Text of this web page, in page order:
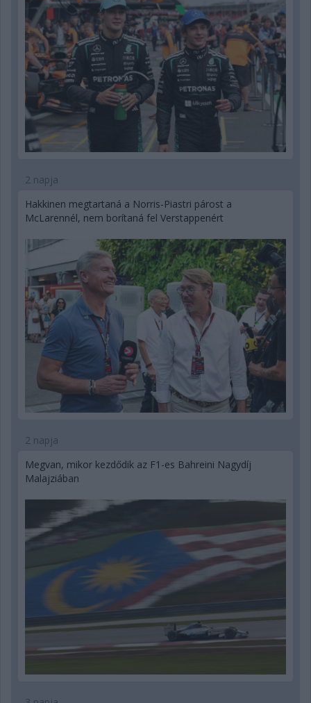
2 napja
Hakkinen megtartaná a Norris-Piastri párost a
McLarennél, nem borítaná fel Verstappenért
2 napja
Megvan, mikor kezdődik az F1-es Bahreini Nagydíj
Malajziában